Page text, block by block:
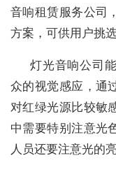
音响租赁服务公司
方案，可供用户挑选
灯光音响公司
众的视觉感应，通
对红绿光源比较敏
中需要特别注意光
人员还要注意光的